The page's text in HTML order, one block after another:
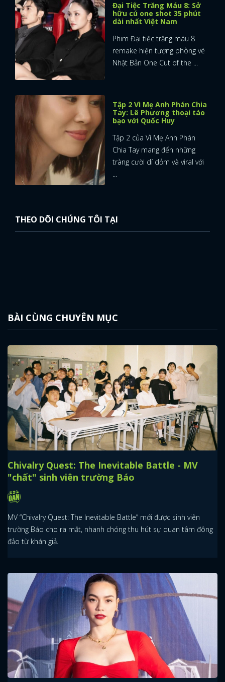
Đại Tiệc Trăng Máu 8: Sở
hữu cú one shot 35 phút
dài nhất Việt Nam
Phim Đại tiệc trăng máu 8
remake hiện tượng phòng vé
Nhật Bản One Cut of the ...
Tập 2 Vì Mẹ Anh Phán Chia
Tay: Lê Phương thoại táo
bạo với Quốc Huy
Tập 2 của Vì Mẹ Anh Phán
Chia Tay mang đến những
tràng cười dí dỏm và viral với
...
THEO DÕI CHÚNG TÔI TẠI
BÀI CÙNG CHUYÊN MỤC
Chivalry Quest: The Inevitable Battle - MV
"chất" sinh viên trường Báo
MV “Chivalry Quest: The Inevitable Battle” mới được sinh viên
trường Báo cho ra mắt, nhanh chóng thu hút sự quan tâm đông
đảo từ khán giả.